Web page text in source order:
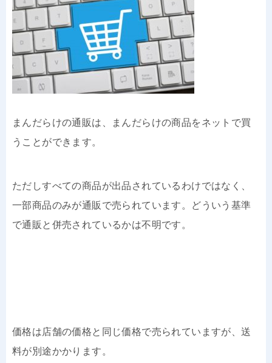
まんだらけの通販は、まんだらけの商品をネットで買
うことができます。
ただしすべての商品が出品されているわけではなく、
一部商品のみが通販で売られています。どういう基準
で通販と併売されているかは不明です。
価格は店舗の価格と同じ価格で売られていますが、送
料が別途かかります。